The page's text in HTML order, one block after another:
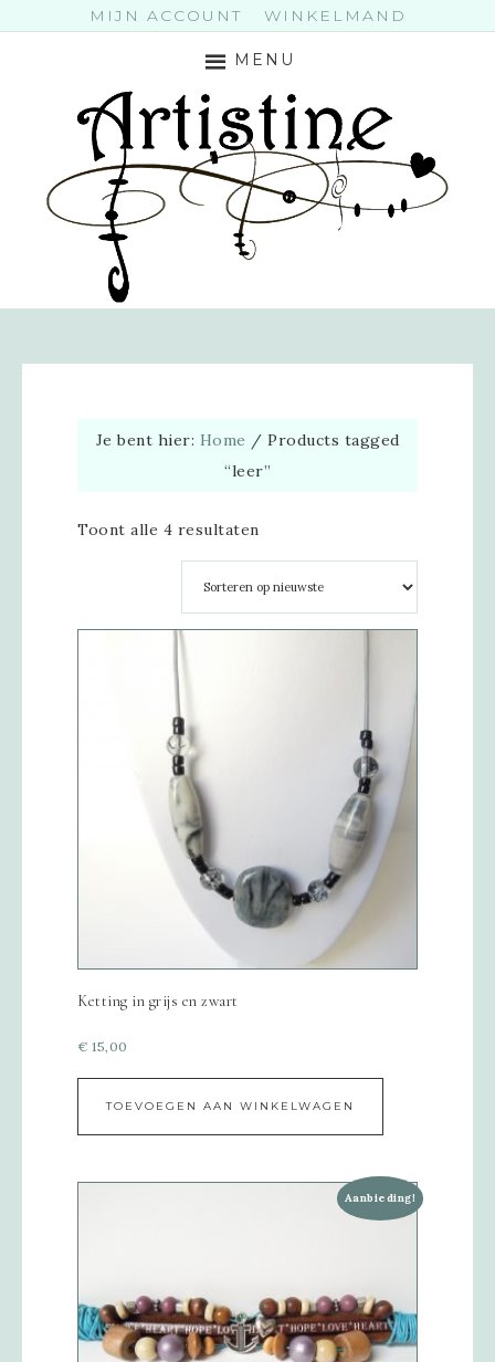
MIJN ACCOUNT WINKELMAND
MENU
Je bent hier: Home / Products tagged
“leer”
Toont alle 4 resultaten
Ketting in grijs en zwart
€ 15,00
TOEVOEGEN AAN WINKELWAGEN
Aanbieding!